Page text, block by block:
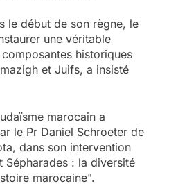
le début de son règne, le
une véritable
historiques
et Juifs, a insisté
marocain a
le Pr Daniel Schroeter de
dans son intervention
Sépharades : la diversité
marocaine".